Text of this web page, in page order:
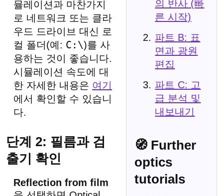
의 반사 (빠
른 시작)
파트 B: 표
면과 광원
편집
파트 C: 고
급 분석 및
내보내기
🧭 Further
optics
tutorials
뮬레이션과 마찬가지
로 네트워크 또는 클라
우드 드라이브 대신 로
컬 폴더(예: C:\)를 사
용하는 것이 좋습니다.
시뮬레이션 속도에 대
한 자세한 내용은 여기
에서 확인할 수 있습니
다.
단계 2: 필름과 검
출기 확인
Reflection from film